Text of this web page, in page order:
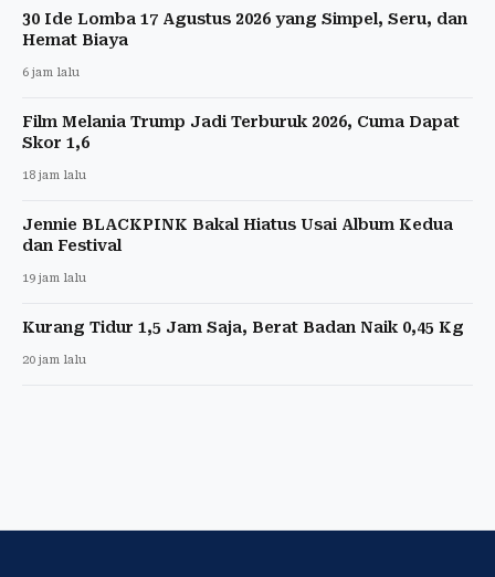
30 Ide Lomba 17 Agustus 2026 yang Simpel, Seru, dan
Hemat Biaya
6 jam lalu
Film Melania Trump Jadi Terburuk 2026, Cuma Dapat
Skor 1,6
18 jam lalu
Jennie BLACKPINK Bakal Hiatus Usai Album Kedua
dan Festival
19 jam lalu
Kurang Tidur 1,5 Jam Saja, Berat Badan Naik 0,45 Kg
20 jam lalu